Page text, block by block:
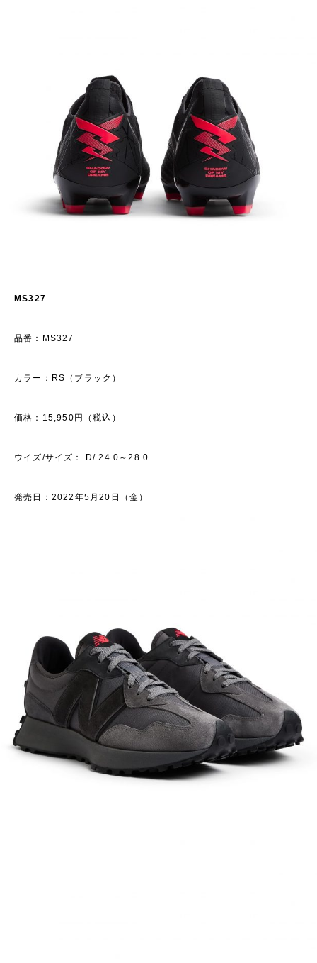
MS327
品番：MS327
カラー：RS（ブラック）
価格：15,950円（税込）
ウイズ/サイズ： D/ 24.0～28.0
発売日：2022年5月20日（金）